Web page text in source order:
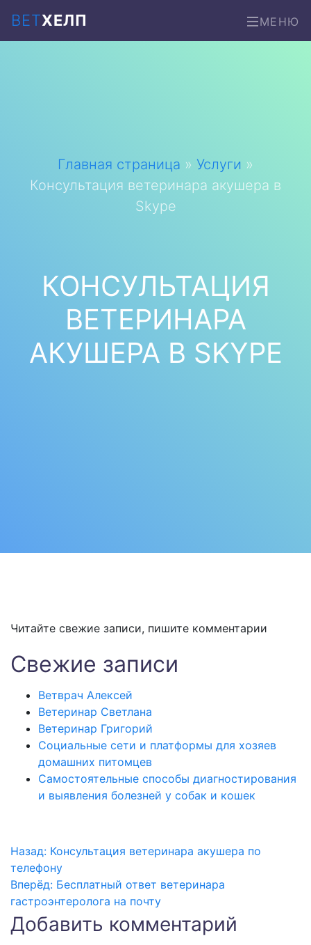
ВЕТХЕЛП МЕНЮ
Главная страница » Услуги »
Консультация ветеринара акушера в
Skype
КОНСУЛЬТАЦИЯ
ВЕТЕРИНАРА
АКУШЕРА В SKYPE
Читайте свежие записи, пишите комментарии
Свежие записи
Ветврач Алексей
Ветеринар Светлана
Ветеринар Григорий
Социальные сети и платформы для хозяев
домашних питомцев
Самостоятельные способы диагностирования
и выявления болезней у собак и кошек
Навигация
по
записям
Назад: Консультация ветеринара акушера по
телефону
Вперёд: Бесплатный ответ ветеринара
гастроэнтеролога на почту
Добавить комментарий